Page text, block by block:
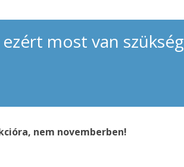
most van szükség
nem novemberben!